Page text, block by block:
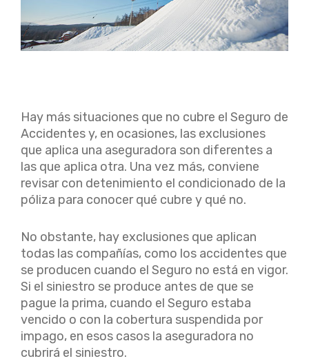
Hay más situaciones que no cubre el Seguro de
Accidentes y, en ocasiones, las exclusiones
que aplica una aseguradora son diferentes a
las que aplica otra. Una vez más, conviene
revisar con detenimiento el condicionado de la
póliza para conocer qué cubre y qué no.
No obstante, hay exclusiones que aplican
todas las compañías, como los accidentes que
se producen cuando el Seguro no está en vigor.
Si el siniestro se produce antes de que se
pague la prima, cuando el Seguro estaba
vencido o con la cobertura suspendida por
impago, en esos casos la aseguradora no
cubrirá el siniestro.